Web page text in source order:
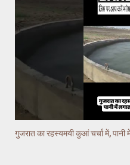
गुजरात का रहस्यमयी कुआं चर्चा में,